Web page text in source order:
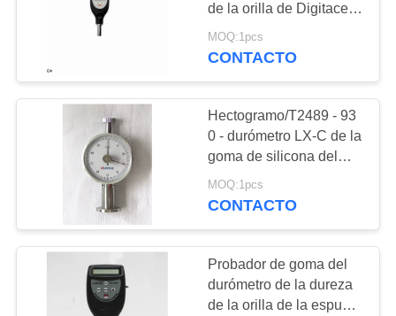
UNA
CITA
PRIVACY
POLICY
Durómetro portátil
60
X-Ray Detector de
defectos
de la orilla de Digitaces
con la punta de prueba
integrada para la prueba
MOQ:1pcs
CONTACTO
Hectogramo/T2489 - 93
0 - durómetro LX-C de la
goma de silicona del
durómetro de la orilla C
de 100HW 2.5m m
MOQ:1pcs
CONTACTO
Probador de goma del
durómetro de la dureza
de la orilla de la espuma